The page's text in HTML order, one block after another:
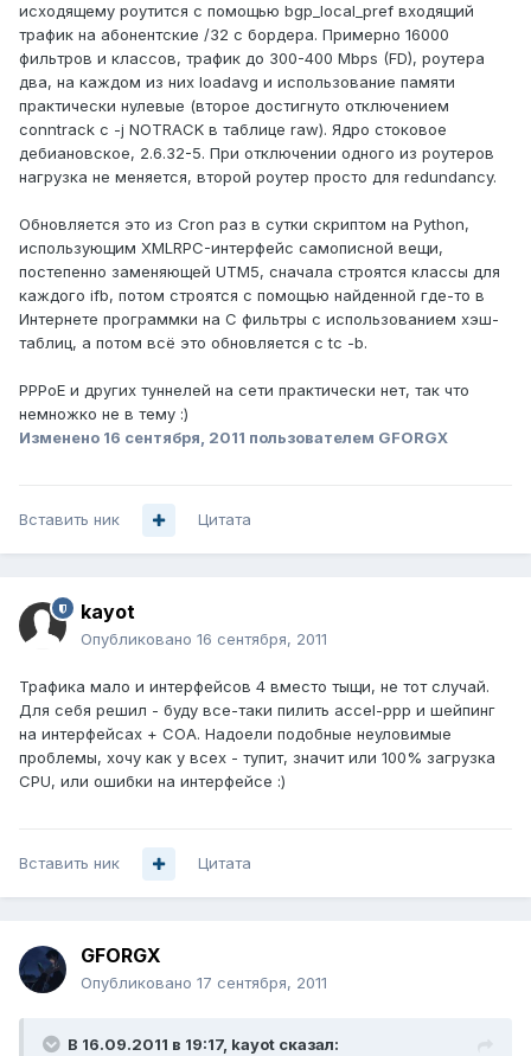
исходящему роутится с помощью bgp_local_pref входящий
трафик на абонентские /32 с бордера. Примерно 16000
фильтров и классов, трафик до 300-400 Mbps (FD), роутера
два, на каждом из них loadavg и использование памяти
практически нулевые (второе достигнуто отключением
conntrack с -j NOTRACK в таблице raw). Ядро стоковое
дебиановское, 2.6.32-5. При отключении одного из роутеров
нагрузка не меняется, второй роутер просто для redundancy.
Обновляется это из Cron раз в сутки скриптом на Python,
использующим XMLRPC-интерфейс самописной вещи,
постепенно заменяющей UTM5, сначала строятся классы для
каждого ifb, потом строятся с помощью найденной где-то в
Интернете программки на C фильтры с использованием хэш-
таблиц, а потом всё это обновляется с tc -b.
PPPoE и других туннелей на сети практически нет, так что
немножко не в тему :)
Изменено 16 сентября, 2011 пользователем GFORGX
Вставить ник Цитата
kayot
Опубликовано 16 сентября, 2011
Трафика мало и интерфейсов 4 вместо тыщи, не тот случай.
Для себя решил - буду все-таки пилить accel-ppp и шейпинг
на интерфейсах + COA. Надоели подобные неуловимые
проблемы, хочу как у всех - тупит, значит или 100% загрузка
CPU, или ошибки на интерфейсе :)
Вставить ник Цитата
GFORGX
Опубликовано 17 сентября, 2011
В 16.09.2011 в 19:17, kayot сказал: